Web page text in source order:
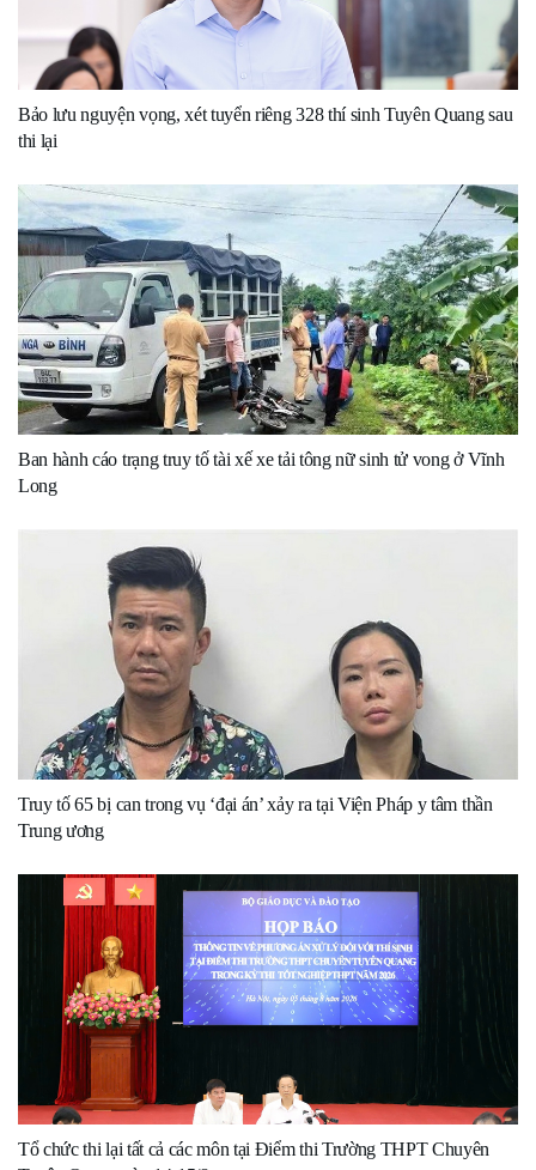
Bảo lưu nguyện vọng, xét tuyển riêng 328 thí sinh Tuyên Quang sau
thi lại
Ban hành cáo trạng truy tố tài xế xe tải tông nữ sinh tử vong ở Vĩnh
Long
Truy tố 65 bị can trong vụ ‘đại án’ xảy ra tại Viện Pháp y tâm thần
Trung ương
Tổ chức thi lại tất cả các môn tại Điểm thi Trường THPT Chuyên